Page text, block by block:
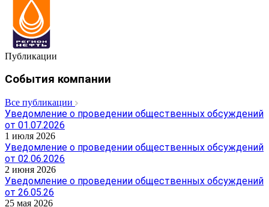
Публикации
События компании
Все публикации
Уведомление о проведении общественных обсуждений
от 01.07.2026
1 июля 2026
Уведомление о проведении общественных обсуждений
от 02.06.2026
2 июня 2026
Уведомление о проведении общественных обсуждений
от 26.05.26
25 мая 2026